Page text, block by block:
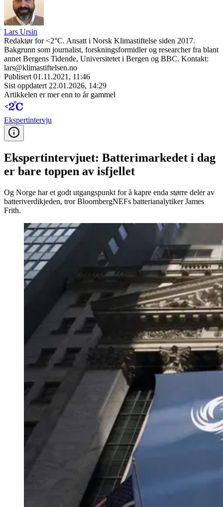
Lars Ursin
Redaktør for <2°C. Ansatt i Norsk Klimastiftelse siden 2017.
Bakgrunn som journalist, forskningsformidler og researcher fra blant
annet Bergens Tidende, Universitetet i Bergen og BBC. Kontakt:
lars@klimastiftelsen.no
Publisert 01.11.2021, 11:46
Sist oppdatert 22.01.2026, 14:29
Artikkelen er mer enn to år gammel
Ekspert­intervju
Ekspertintervjuet: Batterimarkedet i dag
er bare toppen av isfjellet
Og Norge har et godt utgangspunkt for å kapre enda større deler av
batteriverdikjeden, tror BloombergNEFs batterianalytiker James
Frith.